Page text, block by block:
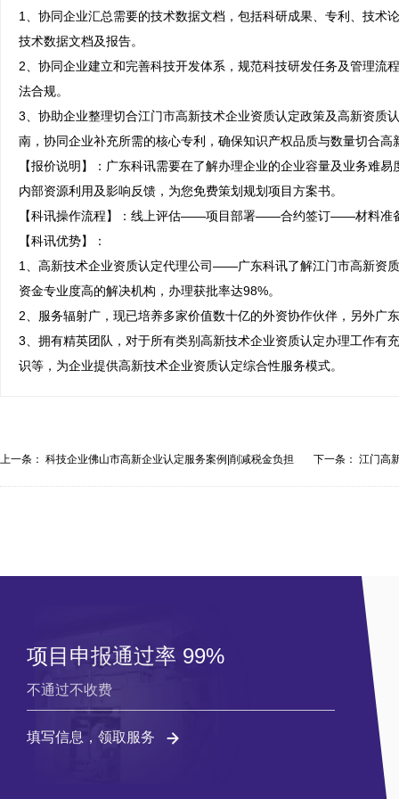
1、协同企业汇总需要的技术数据文档，包括科研成果、专利、技术
技术数据文档及报告。
2、协同企业建立和完善科技开发体系，规范科技研发任务及管理流
法合规。
3、协助企业整理切合江门市高新技术企业资质认定政策及高新资质
南，协同企业补充所需的核心专利，确保知识产权品质与数量切合高
【报价说明】：广东科讯需要在了解办理企业的企业容量及业务难
内部资源利用及影响反馈，为您免费策划规划项目方案书。
【科讯操作流程】：线上评估——项目部署——合约签订——材料
【科讯优势】：
1、高新技术企业资质认定代理公司——广东科讯了解江门市高新资
资金专业度高的解决机构，办理获批率达98%。
2、服务辐射广，现已培养多家价值数十亿的外资协作伙伴，另外广
3、拥有精英团队，对于所有类别高新技术企业资质认定办理工作有
识等，为企业提供高新技术企业资质认定综合性服务模式。
上一条： 科技企业佛山市高新企业认定服务案例|削减税金负担 下一条： 江门高
项目申报通过率 99%
不通过不收费
填写信息，领取服务